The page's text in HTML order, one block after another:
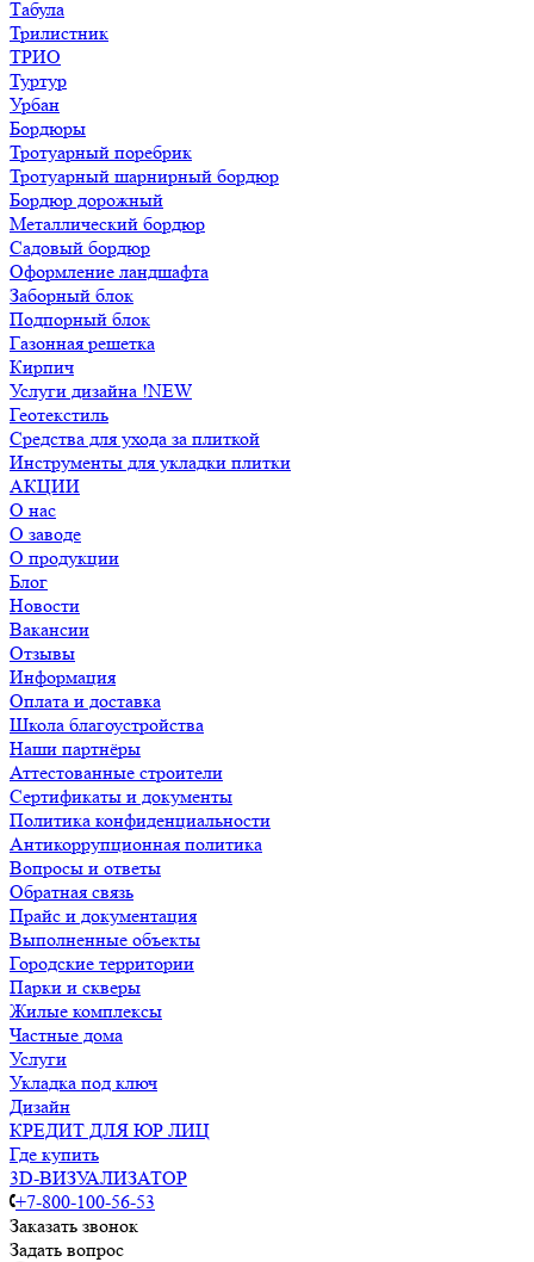
Табула
Трилистник
ТРИО
Туртур
Урбан
Бордюры
Тротуарный поребрик
Тротуарный шарнирный бордюр
Бордюр дорожный
Металлический бордюр
Садовый бордюр
Оформление ландшафта
Заборный блок
Подпорный блок
Газонная решетка
Кирпич
Услуги дизайна !NEW
Геотекстиль
Средства для ухода за плиткой
Инструменты для укладки плитки
АКЦИИ
О нас
О заводе
О продукции
Блог
Новости
Вакансии
Отзывы
Информация
Оплата и доставка
Школа благоустройства
Наши партнёры
Аттестованные строители
Сертификаты и документы
Политика конфиденциальности
Антикоррупционная политика
Вопросы и ответы
Обратная связь
Прайс и документация
Выполненные объекты
Городские территории
Парки и скверы
Жилые комплексы
Частные дома
Услуги
Укладка под ключ
Дизайн
КРЕДИТ ДЛЯ ЮР ЛИЦ
Где купить
3D-ВИЗУАЛИЗАТОР
+7-800-100-56-53
Заказать звонок
Задать вопрос